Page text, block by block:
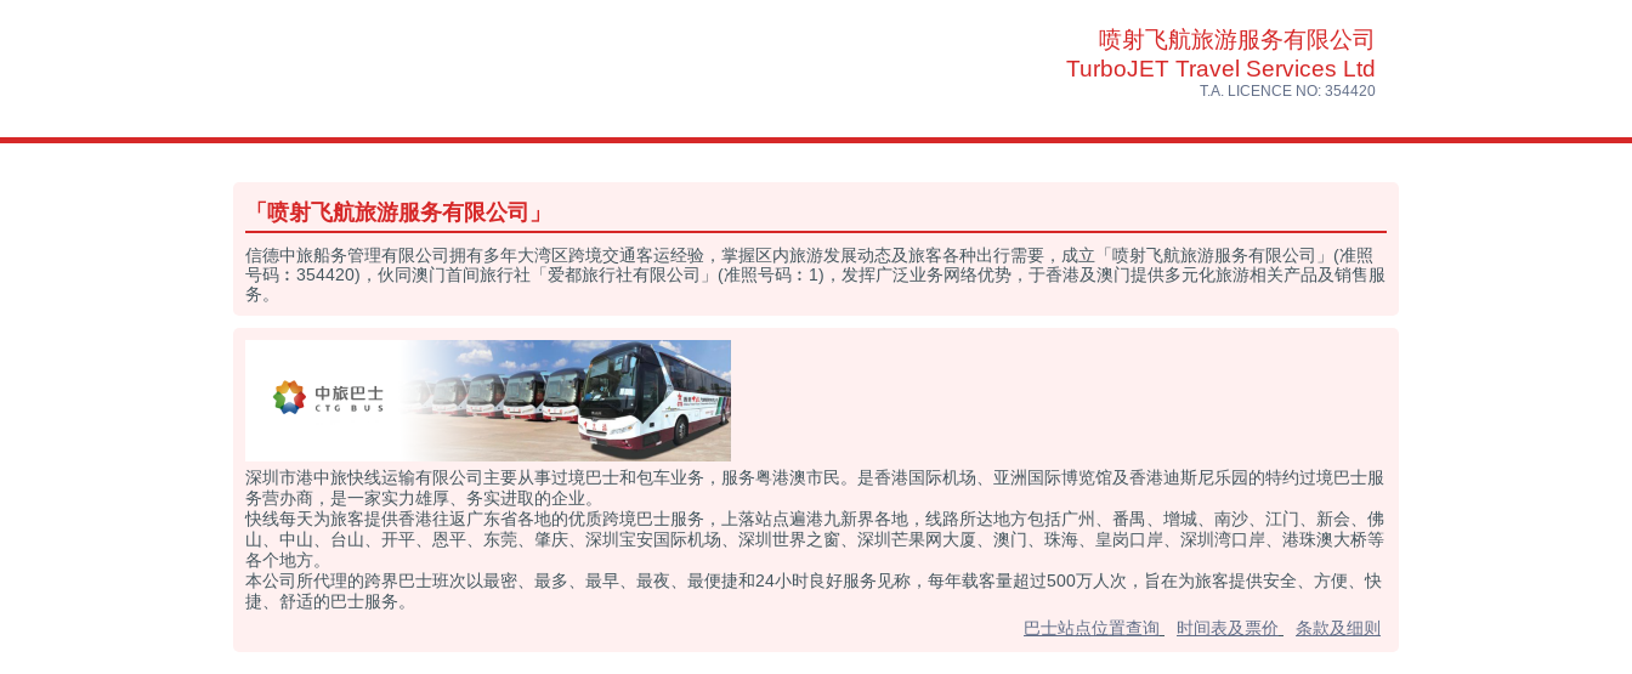
喷射飞航旅游服务有限公司
TurboJET Travel Services Ltd
T.A. LICENCE NO: 354420
「喷射飞航旅游服务有限公司」
信德中旅船务管理有限公司拥有多年大湾区跨境交通客运经验，掌握区内旅游发展动态及旅客各种出行需要，成立「喷射飞航旅游服务有限公司」(准照
号码︰354420)，伙同澳门首间旅行社「爱都旅行社有限公司」(准照号码︰1)，发挥广泛业务网络优势，于香港及澳门提供多元化旅游相关产品及销售服
务。
深圳市港中旅快线运输有限公司主要从事过境巴士和包车业务，服务粤港澳市民。是香港国际机场、亚洲国际博览馆及香港迪斯尼乐园的特约过境巴士服
务营办商，是一家实力雄厚、务实进取的企业。
快线每天为旅客提供香港往返广东省各地的优质跨境巴士服务，上落站点遍港九新界各地，线路所达地方包括广州、番禺、增城、南沙、江门、新会、佛
山、中山、台山、开平、恩平、东莞、肇庆、深圳宝安国际机场、深圳世界之窗、深圳芒果网大厦、澳门、珠海、皇岗口岸、深圳湾口岸、港珠澳大桥等
各个地方。
本公司所代理的跨界巴士班次以最密、最多、最早、最夜、最便捷和24小时良好服务见称，每年载客量超过500万人次，旨在为旅客提供安全、方便、快
捷、舒适的巴士服务。
巴士站点位置查询
时间表及票价 条款及细则